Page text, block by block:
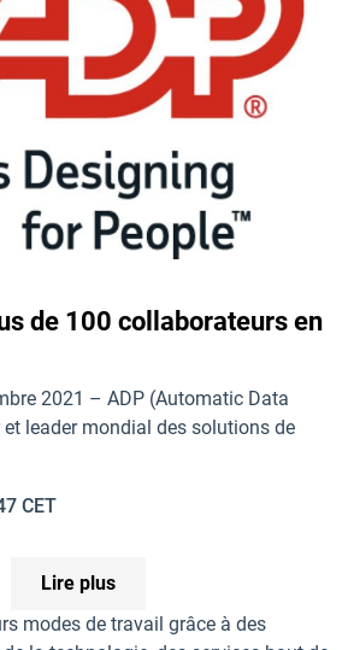
de 100 collaborateurs en
2021 – ADP (Automatic Data
leader mondial des solutions de
CET
Lire plus
modes de travail grâce à des